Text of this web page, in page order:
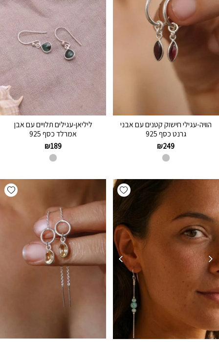
הוויה-עגילי חישוק קטנים עם אבני
גרנט כסף 925
₪249
ליליאן-עגילים תלויים עם אבן
אמרלד כסף 925
₪189
Add wishlist